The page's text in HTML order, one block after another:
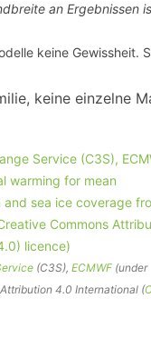
an Ergebnissen
keine Gewissheit.
keine einzelne
(C3S), ECMWF (under
4.0 International (